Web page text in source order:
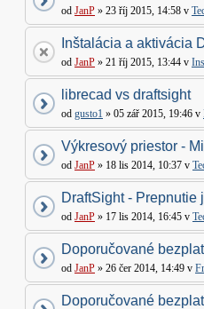
od JanP » 23 říj 2015, 14:58 v
Inštalácia a aktivácia
od JanP » 21 říj 2015, 13:44 v
librecad vs draftsight
od gusto1 » 05 zář 2015, 19:46 v
Výkresový priestor -
od JanP » 18 lis 2014, 10:37 v
DraftSight - Prepnutie
od JanP » 17 lis 2014, 16:45 v
Doporučované
od JanP » 26 čer 2014, 14:49 v
Doporučované